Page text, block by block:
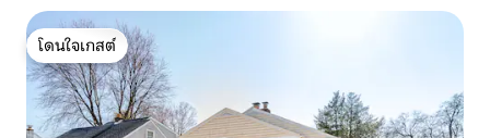
โดนใจเกสต์
โดนใจเกสต์